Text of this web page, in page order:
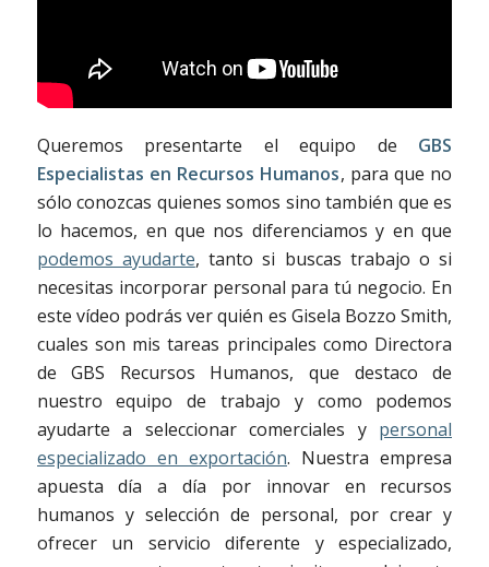
Queremos presentarte el equipo de GBS
Especialistas en Recursos Humanos, para que no
sólo conozcas quienes somos sino también que es
lo hacemos, en que nos diferenciamos y en que
podemos ayudarte, tanto si buscas trabajo o si
necesitas incorporar personal para tú negocio. En
este vídeo podrás ver quién es Gisela Bozzo Smith,
cuales son mis tareas principales como Directora
de GBS Recursos Humanos, que destaco de
nuestro equipo de trabajo y como podemos
ayudarte a seleccionar comerciales y personal
especializado en exportación. Nuestra empresa
apuesta día a día por innovar en recursos
humanos y selección de personal, por crear y
ofrecer un servicio diferente y especializado,